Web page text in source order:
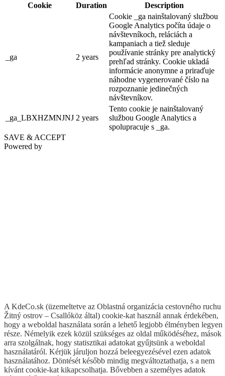
Apartman Lenka
A KdeCo.sk (üzemeltetve az Oblastná organizácia cestovného ruchu
Žitný ostrov – Csallóköz által) cookie-kat használ annak érdekében,
hogy a weboldal használata során a lehető legjobb élményben legyen
része. Némelyik ezek közül szükséges az oldal működéséhez, mások
arra szolgálnak, hogy statisztikai adatokat gyűjtsünk a weboldal
használatáról. Kérjük járuljon hozzá beleegyezésével ezen adatok
használatához. Döntését később mindig megváltoztathatja, s a nem
kívánt cookie-kat kikapcsolhatja. Bővebben a személyes adatok
Cookie
Duration Description
_ga 2 years
Cookie _ga nainštalovaný službou
Google Analytics počíta údaje o
návštevníkoch, reláciách a
kampaniach a tiež sleduje
používanie stránky pre analytický
prehľad stránky. Cookie ukladá
informácie anonymne a priraďuje
náhodne vygenerované číslo na
rozpoznanie jedinečných
návštevníkov.
_ga_LBXHZMNJNJ 2 years
Tento cookie je nainštalovaný
službou Google Analytics a
spolupracuje s _ga.
SAVE & ACCEPT
Powered by